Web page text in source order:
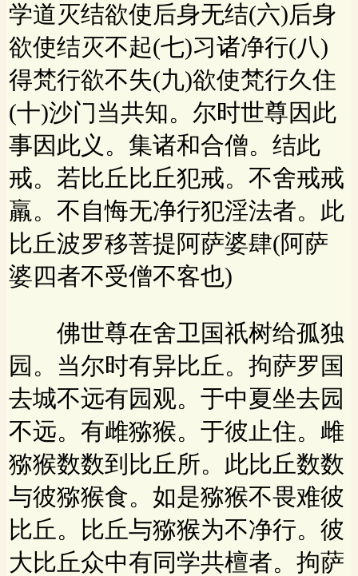
学道灭结欲使后身无结(六)后身
欲使结灭不起(七)习诸净行(八)
得梵行欲不失(九)欲使梵行久住
(十)沙门当共知。尔时世尊因此
事因此义。集诸和合僧。结此
戒。若比丘比丘犯戒。不舍戒戒
羸。不自悔无净行犯淫法者。此
比丘波罗移菩提阿萨婆肆(阿萨
婆四者不受僧不客也)
佛世尊在舍卫国祇树给孤独
园。当尔时有异比丘。拘萨罗国
去城不远有园观。于中夏坐去园
不远。有雌猕猴。于彼止住。雌
猕猴数数到比丘所。此比丘数数
与彼猕猴食。如是猕猴不畏难彼
比丘。比丘与猕猴为不净行。彼
大比丘众中有同学共檀者。拘萨